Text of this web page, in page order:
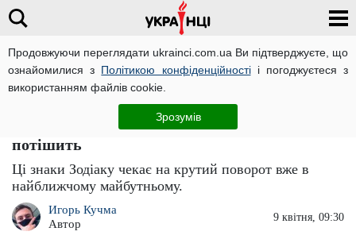
Продовжуючи переглядати ukrainci.com.ua Ви підтверджуєте, що
ознайомилися з Політикою конфіденційностіі погоджуєтеся з
використанням файлів cookie.
Зрозумів
Важливо
Терезам, Тельцям і Ракам треба
приготуватися: Всесвіт нарешті вас казково
потішить
Ці знаки Зодіаку чекає на крутий поворот вже в
найближчому майбутньому.
Игорь Кучма
Автор
9 квітня, 09:30